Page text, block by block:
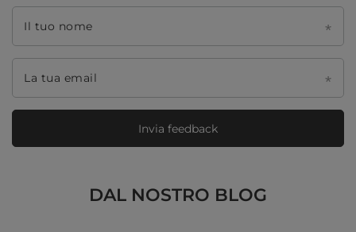
Il tuo nome
La tua email
Invia feedback
DAL NOSTRO BLOG